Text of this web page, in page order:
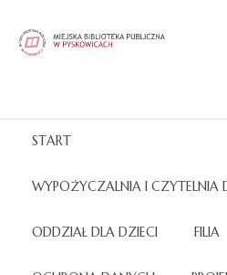
START
WYPOŻYCZALNIA I CZYTELNIA
ODDZIAŁ DLA DZIECI FILIA